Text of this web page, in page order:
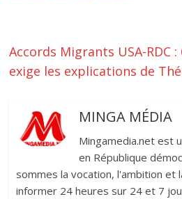
‎Accords Migrants USA-RDC
exige les explications de
MINGA MÉDIA
Mingamedia.net est
en République
sommes la vocation, l'ambition et
informer 24 heures sur 24 et 7